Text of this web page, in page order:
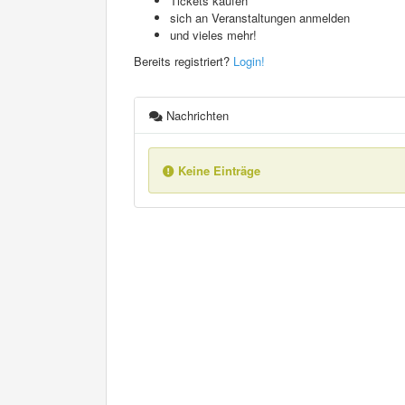
sich an Veranstaltungen anmelden
und vieles mehr!
Bereits registriert? Login!
Nachrichten
Keine Einträge